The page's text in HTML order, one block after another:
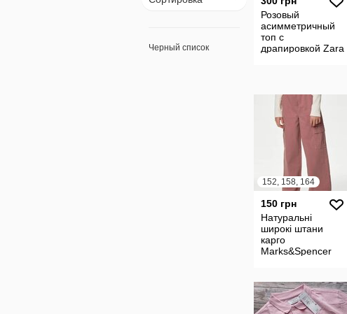
Черный список
Розовый
асимметричный
топ с
драпировкой Zara
152, 158, 164
150 грн
Натуральні
широкі штани
карго
Marks&Spencer